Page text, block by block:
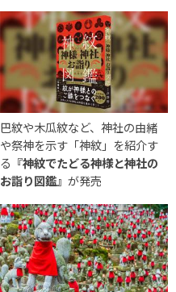
巴紋や木瓜紋など、神社の由緒
や祭神を示す「神紋」を紹介す
る 『神紋でたどる神様と神社の
お詣り図鑑』が発売